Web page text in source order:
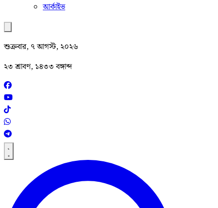
আর্কাইভ
শুক্রবার, ৭ আগস্ট, ২০২৬
২৩ শ্রাবণ, ১৪৩৩ বঙ্গাব্দ